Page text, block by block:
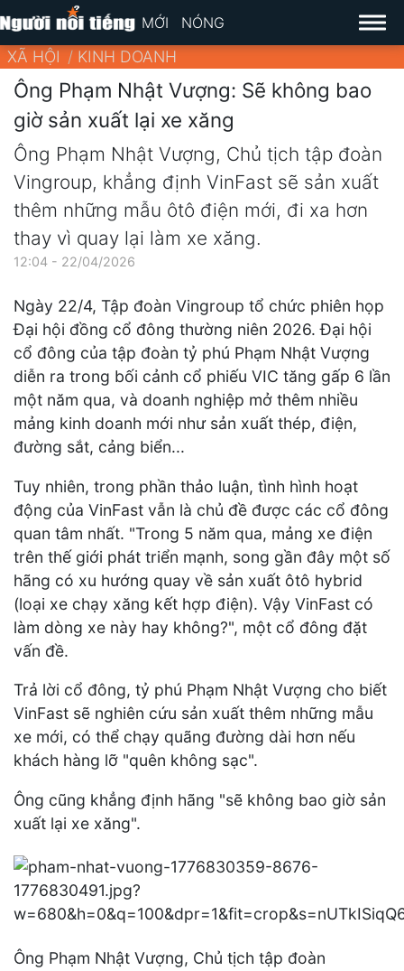
MỚI NÓNG
XÃ HỘI KINH DOANH
Ông Phạm Nhật Vượng: Sẽ không bao
giờ sản xuất lại xe xăng
Ông Phạm Nhật Vượng, Chủ tịch tập đoàn
Vingroup, khẳng định VinFast sẽ sản xuất
thêm những mẫu ôtô điện mới, đi xa hơn
thay vì quay lại làm xe xăng.
12:04 - 22/04/2026
Ngày 22/4, Tập đoàn Vingroup tổ chức phiên họp
Đại hội đồng cổ đông thường niên 2026. Đại hội
cổ đông của tập đoàn tỷ phú Phạm Nhật Vượng
diễn ra trong bối cảnh cổ phiếu VIC tăng gấp 6 lần
một năm qua, và doanh nghiệp mở thêm nhiều
mảng kinh doanh mới như sản xuất thép, điện,
đường sắt, cảng biển...
Tuy nhiên, trong phần thảo luận, tình hình hoạt
động của VinFast vẫn là chủ đề được các cổ đông
quan tâm nhất. "Trong 5 năm qua, mảng xe điện
trên thế giới phát triển mạnh, song gần đây một số
hãng có xu hướng quay về sản xuất ôtô hybrid
(loại xe chạy xăng kết hợp điện). Vậy VinFast có
làm dòng xe này hay không?", một cổ đông đặt
vấn đề.
Trả lời cổ đông, tỷ phú Phạm Nhật Vượng cho biết
VinFast sẽ nghiên cứu sản xuất thêm những mẫu
xe mới, có thể chạy quãng đường dài hơn nếu
khách hàng lỡ "quên không sạc".
Ông cũng khẳng định hãng "sẽ không bao giờ sản
xuất lại xe xăng".
Ông Phạm Nhật Vượng, Chủ tịch tập đoàn